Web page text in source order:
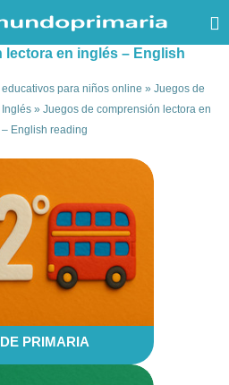
en inglés – English
para niños online » Juegos de
» Juegos de comprensión lectora en
English reading
DE PRIMARIA